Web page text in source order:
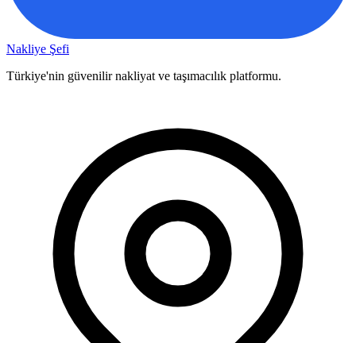
Nakliye Şefi
Türkiye'nin güvenilir nakliyat ve taşımacılık platformu.